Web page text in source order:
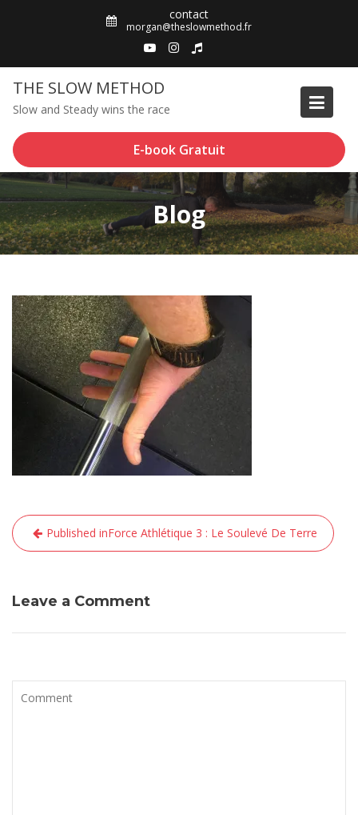
contact
morgan@theslowmethod.fr
THE SLOW METHOD
Slow and Steady wins the race
E-book Gratuit
Blog
Navigation
de
Published inForce Athlétique 3 : Le Soulevé De Terre
Leave a Comment